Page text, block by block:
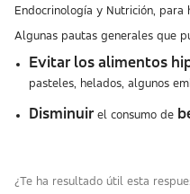
Endocrinología y Nutrición, para
Algunas pautas generales que
Evitar los alimentos
pasteles, helados, algunos
Disminuirel consumo de
¿Te ha resultado útil esta